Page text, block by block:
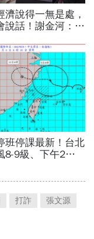
打詐
張文源